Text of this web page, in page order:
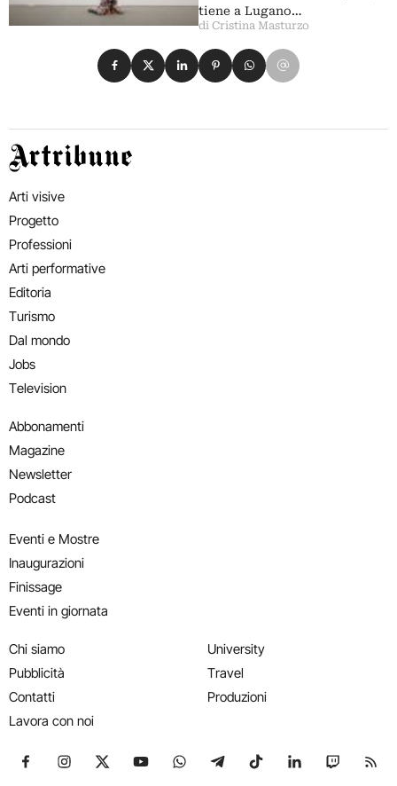
tiene a Lugano…
di Cristina Masturzo
Condividi su Facebook
Condividi su X
Condividi su LinkedIn
Condividi su Pinterest
Condividi su WhatsApp
Condividi su Email
Artribune
Arti visive
Progetto
Professioni
Arti performative
Editoria
Turismo
Dal mondo
Jobs
Television
Abbonamenti
Magazine
Newsletter
Podcast
Eventi e Mostre
Inaugurazioni
Finissage
Eventi in giornata
Chi siamo
Pubblicità
Contatti
Lavora con noi
University
Travel
Produzioni
Seguici su Facebook
Seguici su Instagram
Seguici su X
Seguici su YouTube
Seguici su WhatsApp
Seguici su Telegram
Seguici su TikTok
Seguici su
Seguici